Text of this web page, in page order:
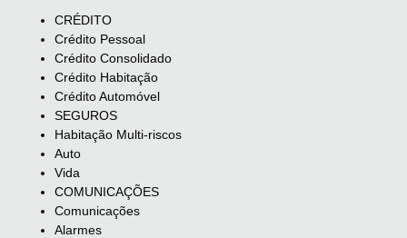
CRÉDITO
Crédito Pessoal
Crédito Consolidado
Crédito Habitação
Crédito Automóvel
SEGUROS
Habitação Multi-riscos
Auto
Vida
COMUNICAÇÕES
Comunicações
Alarmes